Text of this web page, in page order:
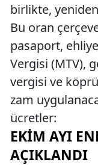
birlikte,
Bu oran
pasaport,
Vergisi (MTV),
vergisi ve
zam
ücretler:
EKIM AYI
AÇIKLANDI